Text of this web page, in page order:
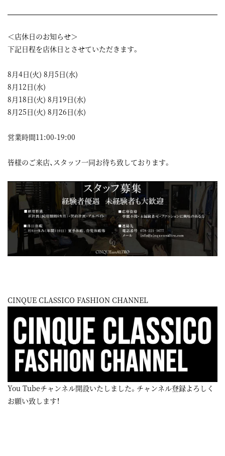
＜店休日のお知らせ＞
下記日程を店休日とさせていただきます。
8月4日(火) 8月5日(水)
8月12日(水)
8月18日(火) 8月19日(水)
8月25日(火) 8月26日(水)
営業時間11:00-19:00
皆様のご来店、スタッフ一同お待ち致しております。
CINQUE CLASSICO FASHION CHANNEL
You Tubeチャンネル開設いたしました。チャンネル登録よろしく
お願い致します！